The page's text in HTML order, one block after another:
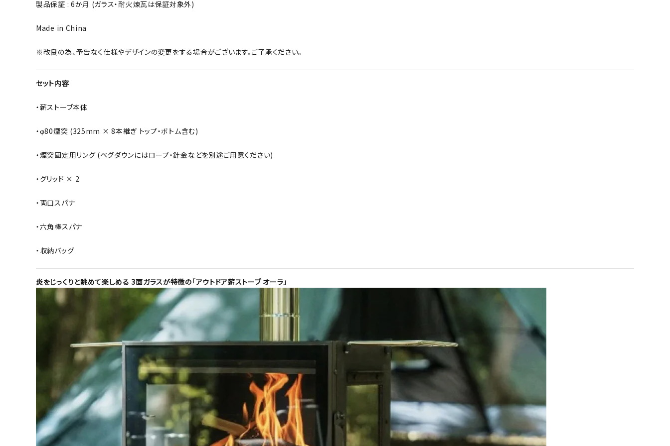
製品保証 : 6か月 (ガラス・耐火煉瓦は保証対象外)
Made in China
※改良の為、予告なく仕様やデザインの変更をする場合がございます。ご了承ください。
セット内容
・薪ストーブ本体
・φ80煙突 (325mm × 8本継ぎ トップ・ボトム含む)
・煙突固定用リング (ペグダウンにはロープ・針金などを別途ご用意ください)
・グリッド × 2
・両口スパナ
・六角棒スパナ
・収納バッグ
炎をじっくりと眺めて楽しめる 3面ガラスが特徴の「アウトドア薪ストーブ オーラ」